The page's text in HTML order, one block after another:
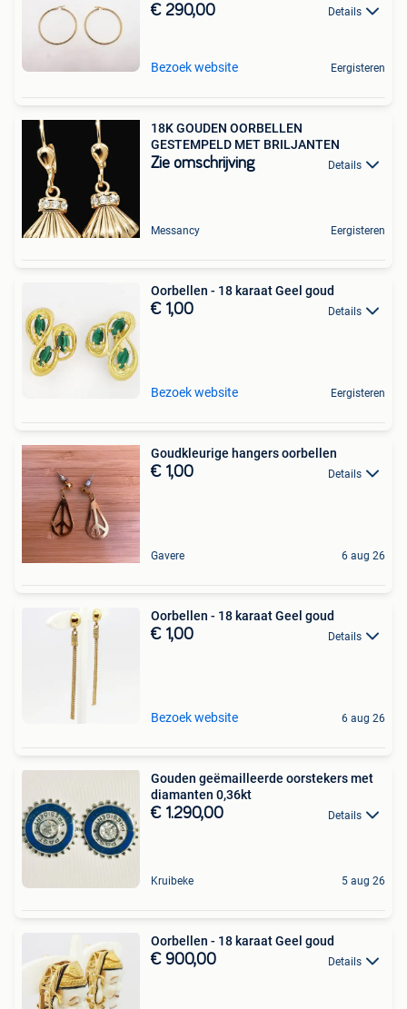
€ 290,00 Details
Bezoek website Eergisteren
18K GOUDEN OORBELLEN
GESTEMPELD MET BRILJANTEN
Zie omschrijving Details
Messancy Eergisteren
Oorbellen - 18 karaat Geel goud
€ 1,00 Details
Bezoek website Eergisteren
Goudkleurige hangers oorbellen
€ 1,00 Details
Gavere 6 aug 26
Oorbellen - 18 karaat Geel goud
€ 1,00 Details
Bezoek website 6 aug 26
Gouden geëmailleerde oorstekers met
diamanten 0,36kt
€ 1.290,00 Details
Kruibeke 5 aug 26
Oorbellen - 18 karaat Geel goud
€ 900,00 Details